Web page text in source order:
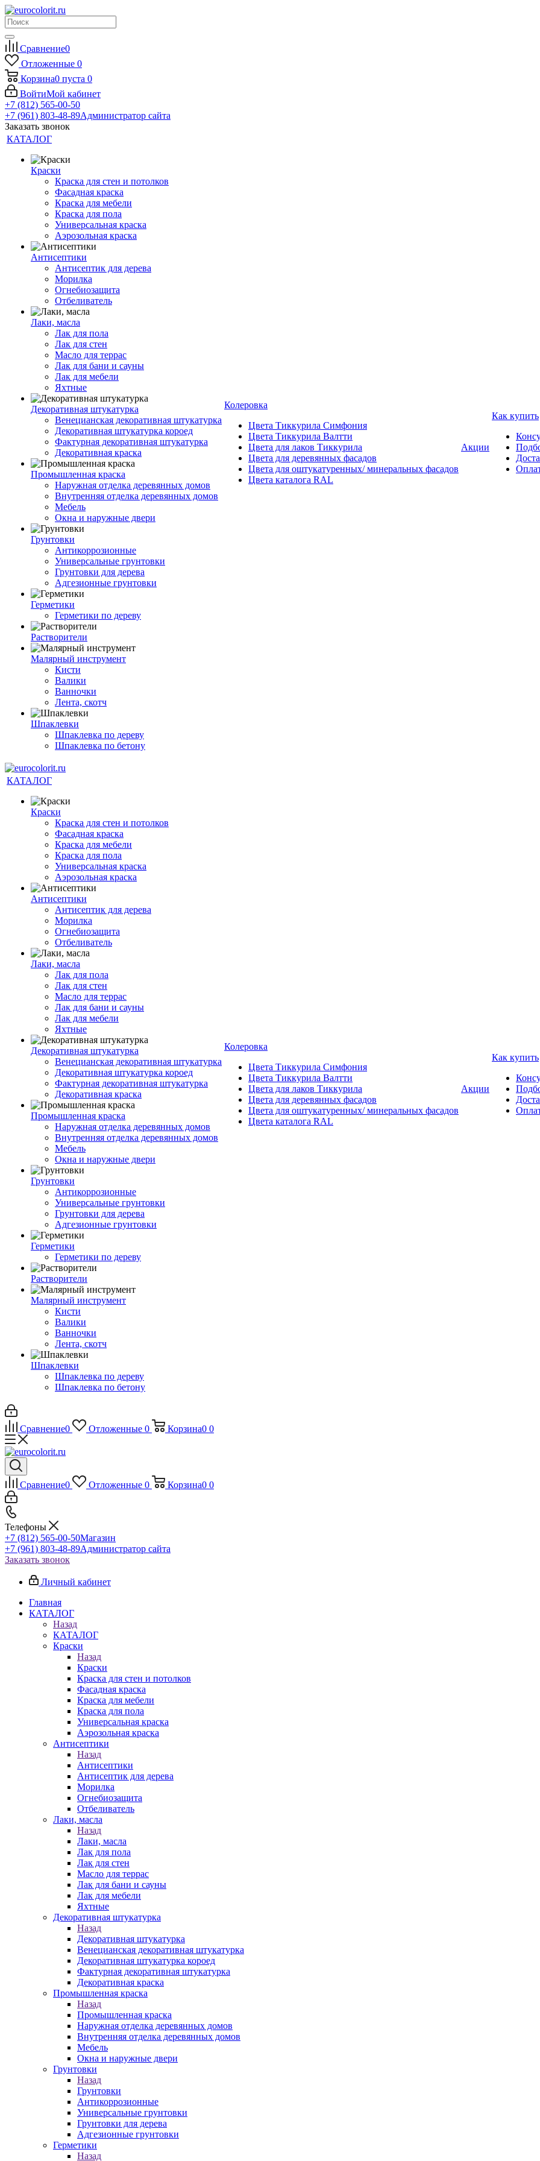
Сравнение0
Отложенные 0
Корзина0 пуста 0
ВойтиМой кабинет
+7 (812) 565-00-50
+7 (961) 803-48-89Администратор сайта
Заказать звонок
КАТАЛОГ
Краски
Краска для стен и потолков
Фасадная краска
Краска для мебели
Краска для пола
Универсальная краска
Аэрозольная краска
Антисептики
Антисептик для дерева
Морилка
Огнебиозащита
Отбеливатель
Лаки, масла
Лак для пола
Лак для стен
Масло для террас
Лак для бани и сауны
Лак для мебели
Яхтные
Декоративная штукатурка
Венецианская декоративная штукатурка
Декоративная штукатурка короед
Фактурная декоративная штукатурка
Декоративная краска
Промышленная краска
Наружная отделка деревянных домов
Внутренняя отделка деревянных домов
Мебель
Окна и наружные двери
Грунтовки
Антикоррозионные
Универсальные грунтовки
Грунтовки для дерева
Адгезионные грунтовки
Герметики
Герметики по дереву
Растворители
Малярный инструмент
Кисти
Валики
Ванночки
Лента, скотч
Шпаклевки
Шпаклевка по дереву
Шпаклевка по бетону
Колеровка
Цвета Тиккурила Симфония
Цвета Тиккурила Валтти
Цвета для лаков Тиккурила
Цвета для деревянных фасадов
Цвета для оштукатуренных/ минеральных фасадов
Цвета каталога RAL
Акции
Как купить
КАТАЛОГ
Краски
Краска для стен и потолков
Фасадная краска
Краска для мебели
Краска для пола
Универсальная краска
Аэрозольная краска
Антисептики
Антисептик для дерева
Морилка
Огнебиозащита
Отбеливатель
Лаки, масла
Лак для пола
Лак для стен
Масло для террас
Лак для бани и сауны
Лак для мебели
Яхтные
Декоративная штукатурка
Венецианская декоративная штукатурка
Декоративная штукатурка короед
Фактурная декоративная штукатурка
Декоративная краска
Промышленная краска
Наружная отделка деревянных домов
Внутренняя отделка деревянных домов
Мебель
Окна и наружные двери
Грунтовки
Антикоррозионные
Универсальные грунтовки
Грунтовки для дерева
Адгезионные грунтовки
Герметики
Герметики по дереву
Растворители
Малярный инструмент
Кисти
Валики
Ванночки
Лента, скотч
Шпаклевки
Шпаклевка по дереву
Шпаклевка по бетону
Колеровка
Цвета Тиккурила Симфония
Цвета Тиккурила Валтти
Цвета для лаков Тиккурила
Цвета для деревянных фасадов
Цвета для оштукатуренных/ минеральных фасадов
Цвета каталога RAL
Акции
Как купить
Сравнение0 Отложенные 0 Корзина0 0
Сравнение0 Отложенные 0 Корзина0 0
Телефоны
+7 (812) 565-00-50Магазин
+7 (961) 803-48-89Администратор сайта
Заказать звонок
Личный кабинет
Главная
КАТАЛОГ
Назад
КАТАЛОГ
Краски
Назад
Краски
Краска для стен и потолков
Фасадная краска
Краска для мебели
Краска для пола
Универсальная краска
Аэрозольная краска
Антисептики
Назад
Антисептики
Антисептик для дерева
Морилка
Огнебиозащита
Отбеливатель
Лаки, масла
Назад
Лаки, масла
Лак для пола
Лак для стен
Масло для террас
Лак для бани и сауны
Лак для мебели
Яхтные
Декоративная штукатурка
Назад
Декоративная штукатурка
Венецианская декоративная штукатурка
Декоративная штукатурка короед
Фактурная декоративная штукатурка
Декоративная краска
Промышленная краска
Назад
Промышленная краска
Наружная отделка деревянных домов
Внутренняя отделка деревянных домов
Мебель
Окна и наружные двери
Грунтовки
Назад
Грунтовки
Антикоррозионные
Универсальные грунтовки
Грунтовки для дерева
Адгезионные грунтовки
Герметики
Назад